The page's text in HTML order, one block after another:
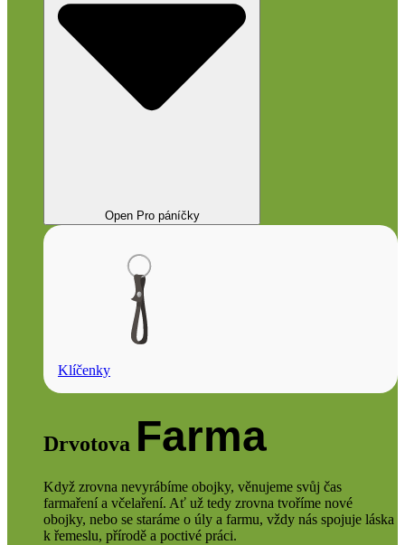
Open Pro páníčky
Klíčenky
Drvotova Farma
Když zrovna nevyrábíme obojky, věnujeme svůj čas
farmaření a včelaření. Ať už tedy zrovna tvoříme nové
obojky, nebo se staráme o úly a farmu, vždy nás spojuje láska
k řemeslu, přírodě a poctivé práci.